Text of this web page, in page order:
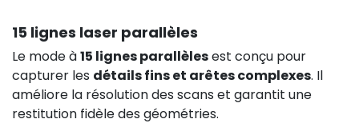
15 lignes laser parallèles
Le mode à15 lignes parallèlesest conçu pour
capturer les détails fins et arêtes complexes. Il
améliore la résolution des scans et garantit une
restitution fidèle des géométries.